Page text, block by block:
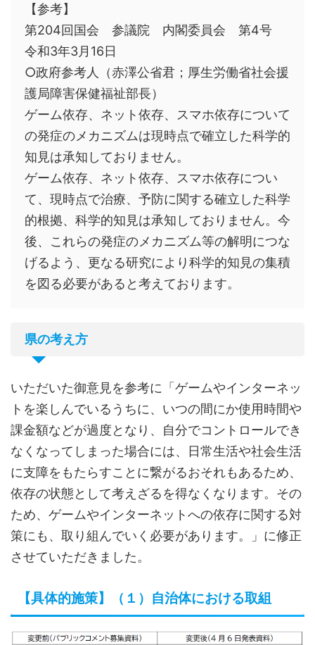
【参考】
第204回国会 参議院 内閣委員会 第4号
令和3年3月16日
○政府参考人（赤澤公省君；厚生労働省社会援
護局障害保健福祉部長）
ゲーム依存、ネット依存、スマホ依存について
の発症のメカニズムは現時点で確立した科学的
知見は承知しておりません。
ゲーム依存、ネット依存、スマホ依存につい
て、現時点で治療、予防に関する確立した科学
的根拠、科学的知見は承知しておりません。今
後、これらの発症のメカニズム等の解明につな
げるよう、更なる研究により科学的知見の集積
を図る必要があると考えております。
県の考え方
いただいた御意見を参考に「ゲームやインターネッ
トを楽しんでいるうちに、いつの間にか使用時間や
課金額などが過度となり、自分でコントロールでき
なくなってしまった場合には、日常生活や社会生活
に支障をもたらすことに繋がるおそれもあるため、
依存の状態として考えざるを得なくなります。その
ため、ゲームやインターネットへの依存に関する対
策にも、取り組んでいく必要があります。」に修正
させていただきました。
【具体的施策】（１）自治体における取組